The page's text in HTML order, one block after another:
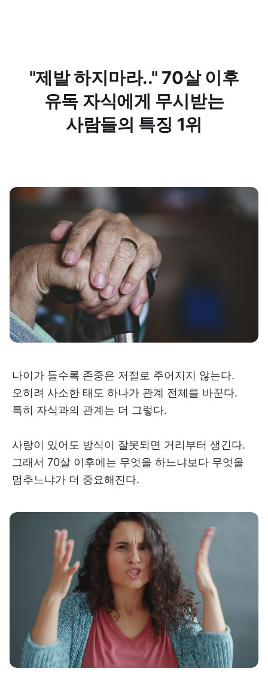
"제발 하지마라.." 70살 이후
유독 자식에게 무시받는
사람들의 특징 1위
나이가 들수록 존중은 저절로 주어지지 않는다.
오히려 사소한 태도 하나가 관계 전체를 바꾼다.
특히 자식과의 관계는 더 그렇다.
사랑이 있어도 방식이 잘못되면 거리부터 생긴다.
그래서 70살 이후에는 무엇을 하느냐보다 무엇을
멈추느냐가 더 중요해진다.